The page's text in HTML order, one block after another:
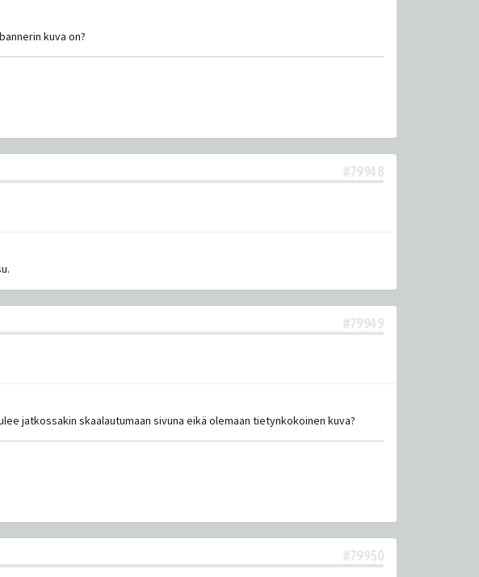
kuva on?
#79948
#79949
jatkossakin skaalautumaan sivuna eikä olemaan tietynkokoinen kuva?
#79950